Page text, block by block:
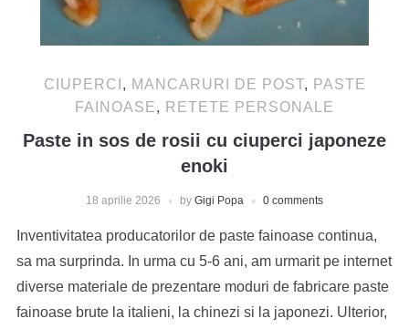
CIUPERCI , MANCARURI DE POST, PASTE
FAINOASE, RETETE PERSONALE
Paste in sos de rosii cu ciuperci japoneze
enoki
18 aprilie 2026 by Gigi Popa 0 comments
Inventivitatea producatorilor de paste fainoase continua,
sa ma surprinda. In urma cu 5-6 ani, am urmarit pe internet
diverse materiale de prezentare moduri de fabricare paste
fainoase brute la italieni, la chinezi si la japonezi. Ulterior,